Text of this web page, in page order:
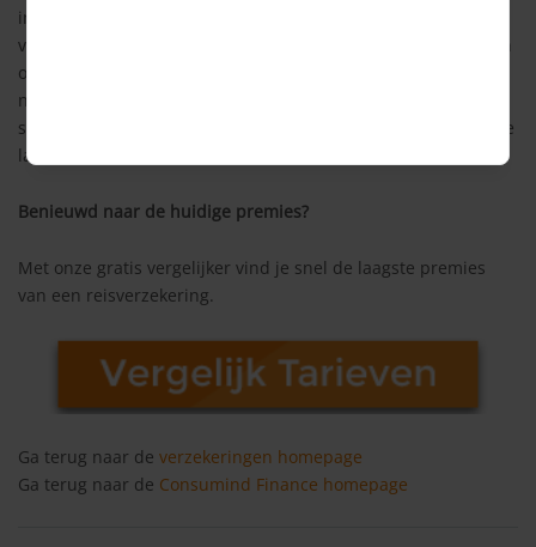
inkomsten zien dalen. Tegelijkertijd geven dezelfde
verzekeraars ook aan dat dit voorlopig geen effect zal hebben
op de premie. Zij zien de daling van het aantal verzekerden
namelijk als eenmalige schadepost, en een eenmalige
schadepost heeft volgens hen geen (directe) gevolgen voor de
langere termijn.
Benieuwd naar de huidige premies?
Met onze gratis vergelijker vind je snel de laagste premies
van een reisverzekering.
Ga terug naar de verzekeringen homepage
Ga terug naar de Consumind Finance homepage